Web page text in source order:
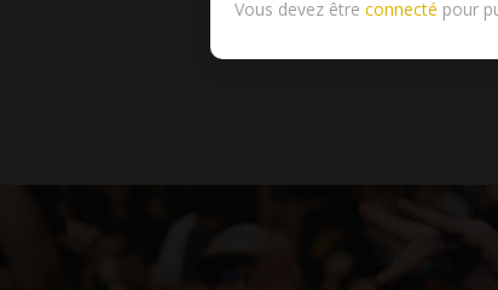
Vous devez êtreconnecté pour